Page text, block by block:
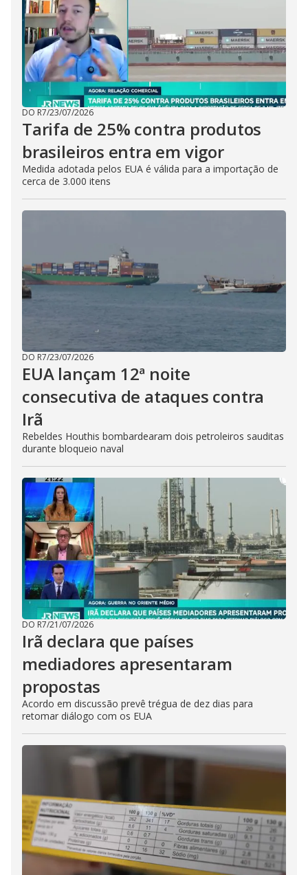
DO R7/23/07/2026
Tarifa de 25% contra produtos
brasileiros entra em vigor
Medida adotada pelos EUA é válida para a importação de
cerca de 3.000 itens
DO R7/23/07/2026
EUA lançam 12ª noite
consecutiva de ataques contra
Irã
Rebeldes Houthis bombardearam dois petroleiros sauditas
durante bloqueio naval
DO R7/21/07/2026
Irã declara que países
mediadores apresentaram
propostas
Acordo em discussão prevê trégua de dez dias para
retomar diálogo com os EUA